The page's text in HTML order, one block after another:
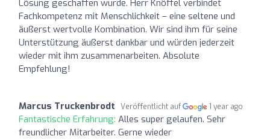
Lösung geschaffen wurde. Herr Knöffel verbindet
Fachkompetenz mit Menschlichkeit – eine seltene und
äußerst wertvolle Kombination. Wir sind ihm für seine
Unterstützung äußerst dankbar und würden jederzeit
wieder mit ihm zusammenarbeiten. Absolute
Empfehlung!
Marcus Truckenbrodt Veröffentlicht auf 1 year ago
Fantastische Erfahrung: Alles super gelaufen. Sehr
freundlicher Mitarbeiter. Gerne wieder